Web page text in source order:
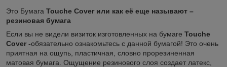
Это Бумага Touche Cover или как её еще называют –
резиновая бумага
Если вы не видели визиток изготовленных на бумаге Touche
Cover -обязательно ознакомьтесь с данной бумагой! Это очень
приятная на ощупь, пластичная, словно прорезиненная
матовая бумага. Ощущение резинового слоя создает латекс,